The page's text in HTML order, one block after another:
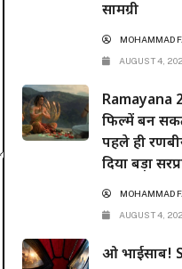
सामग्री
MOHAMMAD
AUGUST 4,
Ramayana
फिल्में बन
पहले ही
दिया बड़ा
MOHAMMAD
AUGUST 4,
ओ भाईसाब!